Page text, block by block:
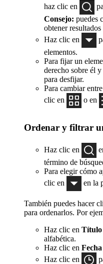
haz clic en
Consejo: puedes
obtener
Haz clic en
elementos.
Para fijar un
derecho sobre él y
para desfijar.
Para cambiar
clic en
o en
Ordenar y filtrar
Haz clic en
término de
Para elegir cómo
clic en
en la
También puedes hacer
para ordenarlos. Por
Haz clic en Título
alfabética.
Haz clic en
Haz clic en